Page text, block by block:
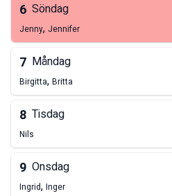
6 Söndag
Jenny, Jennifer
7 Måndag
Birgitta, Britta
8 Tisdag
Nils
9 Onsdag
Ingrid, Inger